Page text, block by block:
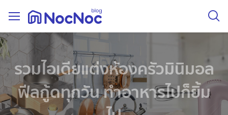
รวมไอเดียแต่งห้องครัวมินิมอล
ฟีลกู้ดทุกวัน ทำอาหารไปก็ยิ้ม